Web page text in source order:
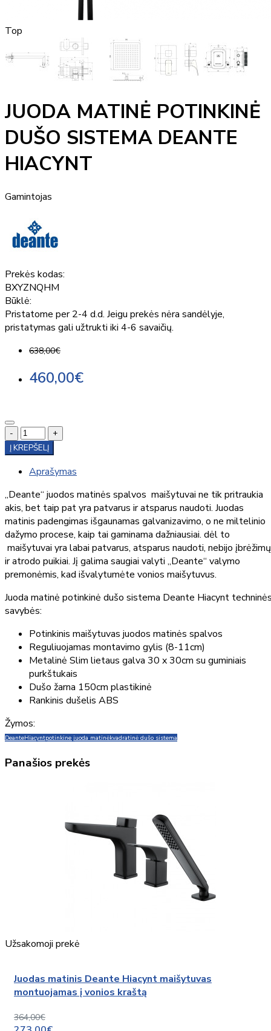
Top
JUODA MATINĖ POTINKINĖ
DUŠO SISTEMA DEANTE
HIACYNT
Gamintojas
Prekės kodas:
BXYZNQHM
Būklė:
Pristatome per 2-4 d.d. Jeigu prekės nėra sandėlyje,
pristatymas gali užtrukti iki 4-6 savaičių.
638,00€
460,00€
-
+
Į KREPŠELĮ
Aprašymas
„Deante“ juodos matinės spalvos maišytuvai ne tik pritraukia
akis, bet taip pat yra patvarus ir atsparus naudoti. Juodas
matinis padengimas išgaunamas galvanizavimo, o ne miltelinio
dažymo procese, kaip tai gaminama dažniausiai. dėl to
maišytuvai yra labai patvarus, atsparus naudoti, nebijo įbrėžimų
ir atrodo puikiai. Jį galima saugiai valyti „Deante“ valymo
premonėmis, kad išvalytumėte vonios maišytuvus.
Juoda matinė potinkinė dušo sistema Deante Hiacynt
savybės:
Potinkinis maišytuvas juodos matinės spalvos
Reguliuojamas montavimo gylis (8-11cm)
Metalinė Slim lietaus galva 30 x 30cm su guminiais
purkštukais
Dušo žarna 150cm plastikinė
Rankinis dušelis ABS
Žymos:
DeanteHiacyntpotinkine juoda matinėkvadratinė dušo sistema
Panašios prekės
Užsakomoji prekė
Juodas matinis Deante Hiacynt maišytuvas
montuojamas į vonios kraštą
364,00€